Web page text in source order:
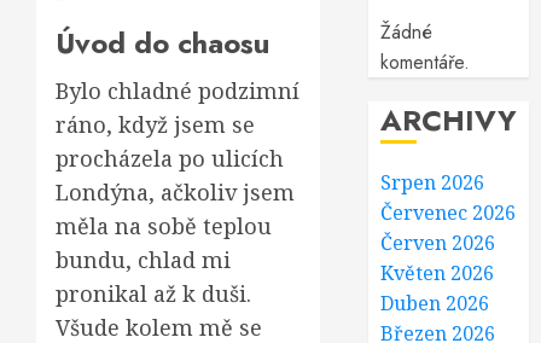
Úvod do chaosu
Bylo chladné podzimní
ráno, když jsem se
procházela po ulicích
Londýna, ačkoliv jsem
měla na sobě teplou
bundu, chlad mi
pronikal až k duši.
Všude kolem mě se
Žádné
komentáře.
ARCHIVY
Srpen 2026
Červenec 2026
Červen 2026
Květen 2026
Duben 2026
Březen 2026